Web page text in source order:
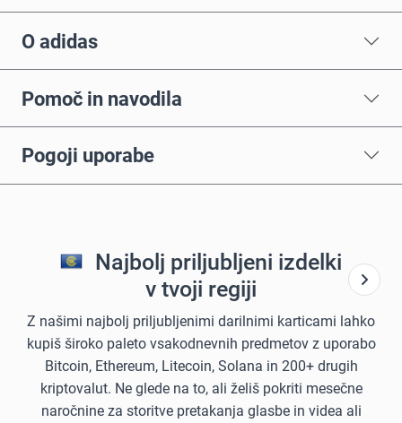
O adidas
Pomoč in navodila
Pogoji uporabe
Najbolj priljubljeni izdelki
v tvoji regiji
Z našimi najbolj priljubljenimi darilnimi karticami lahko
kupiš široko paleto vsakodnevnih predmetov z uporabo
Bitcoin, Ethereum, Litecoin, Solana in 200+ drugih
kriptovalut. Ne glede na to, ali želiš pokriti mesečne
naročnine za storitve pretakanja glasbe in videa ali